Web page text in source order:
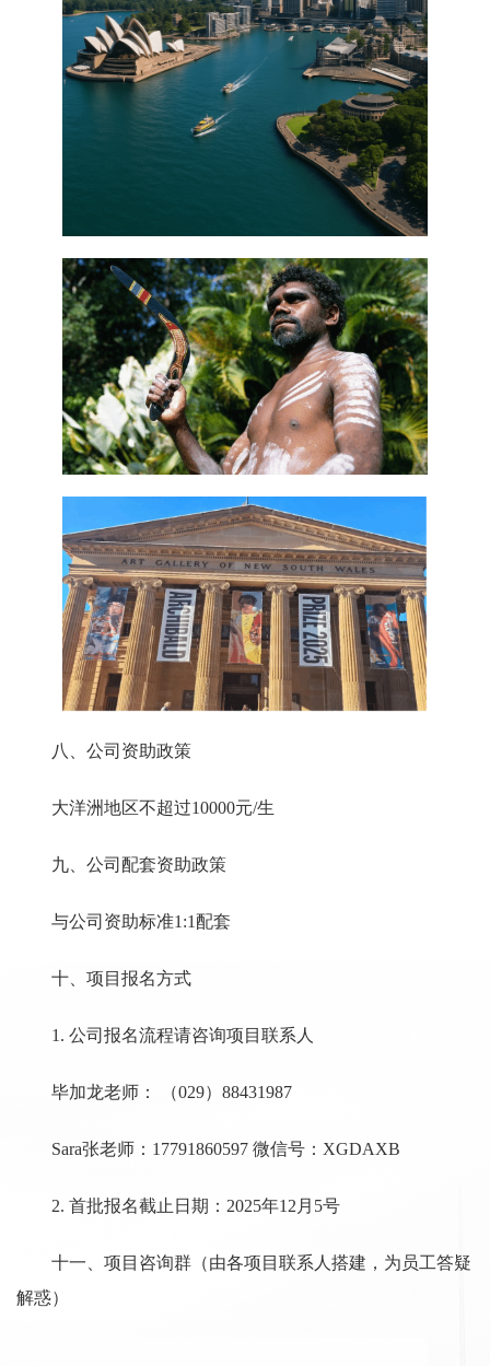
八、公司资助政策
大洋洲地区不超过10000元/生
九、公司配套资助政策
与公司资助标准1:1配套
十、项目报名方式
1. 公司报名流程请咨询项目联系人
毕加龙老师： （029）88431987
Sara张老师：17791860597 微信号：XGDAXB
2. 首批报名截止日期：2025年12月5号
十一、项目咨询群（由各项目联系人搭建，为员工答疑
解惑）